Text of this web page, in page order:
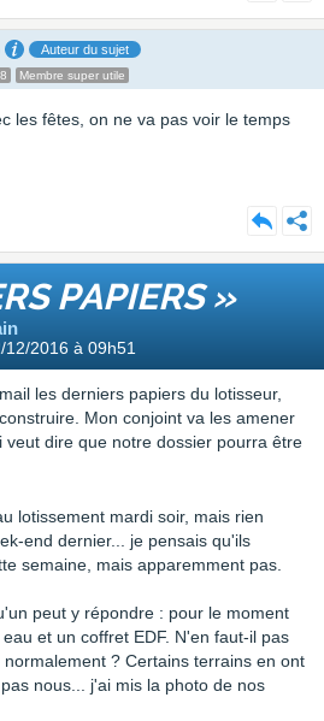
Auteur du sujet
Membre super utile
les fêtes, on ne va pas voir le temps
PAPIERS »
12/2016 à 09h51
les derniers papiers du lotisseur,
Mon conjoint va les amener
veut dire que notre dossier pourra être
lotissement mardi soir, mais rien
end dernier... je pensais qu'ils
semaine, mais apparemment pas.
peut y répondre : pour le moment
et un coffret EDF. N'en faut-il pas
? Certains terrains en ont
nous... j'ai mis la photo de nos